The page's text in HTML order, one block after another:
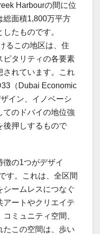
Harbourの間に位
総面積1,800万平方
たものです。
るこの地区は、住
ピタリティの各要素
されています。これ
（Dubai Economic
イン、イノベーシ
てのドバイの地位強
後押しするもので
徴の1つがデザイ
す。これは、全区間
シームレスにつなぐ
アートやクリエイテ
ミュニティ空間、
たこの空間は、歩い